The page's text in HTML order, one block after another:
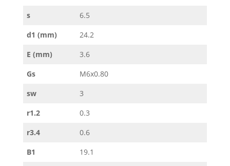
s
6.5
d1 (mm)
24.2
E (mm)
3.6
Gs
M6x0.80
sw
3
r1.2
0.3
r3.4
0.6
B1
19.1